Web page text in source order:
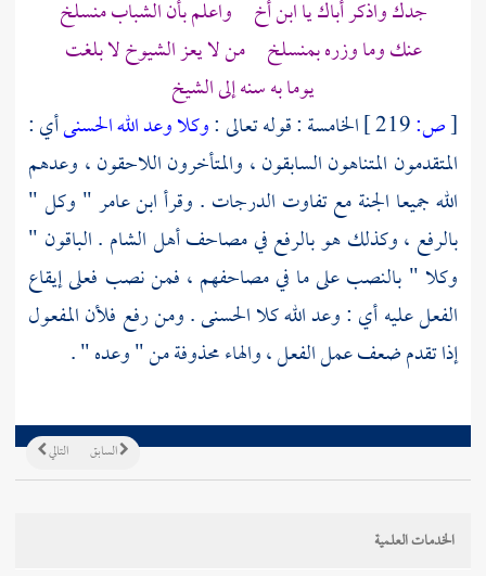
جدك واذكر أباك يا ابن أخ واعلم بأن الشباب منسلخ
عنك وما وزره بمنسلخ من لا يعز الشيوخ لا بلغت
يوما به سنه إلى الشيخ
[ص: الخامسة : قوله تعالى :وكلا وعد الله الحسنىأي :
المتقدمون المتناهون السابقون ، والمتأخرون اللاحقون ، وعدهم
الله جميعا الجنة مع تفاوت الدرجات . وقرأابن عامر" وكل "
بالرفع ، وكذلك هو بالرفع في مصاحفأهلالشام . الباقون "
وكلا " بالنصب على ما في مصاحفهم ، فمن نصب فعلى إيقاع
الفعل عليه أي : وعد الله كلا الحسنى . ومن رفع فلأن المفعول
إذا تقدم ضعف عمل الفعل ، والهاء محذوفة من " وعده " .
التالي السابق
الخدمات العلمية